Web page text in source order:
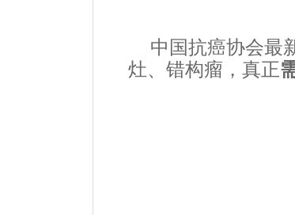
中国抗癌协会最
灶、错构瘤，真正